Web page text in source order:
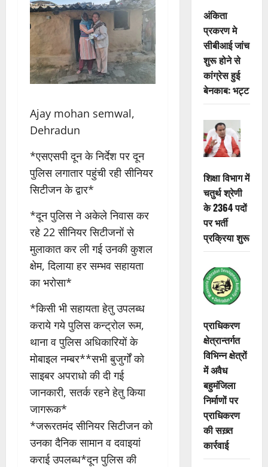
Ajay mohan semwal,
Dehradun
*एसएसपी दून के निर्देश पर दून
पुलिस लगातार पहुंची रही सीनियर
सिटीजन के द्वार*
*दून पुलिस ने अकेले निवास कर
रहे 22 सीनियर सिटीजनों से
मुलाकात कर ली गई उनकी कुशल
क्षेम, दिलाया हर सम्भव सहायता
का भरोसा*
*किसी भी सहायता हेतु उपलब्ध
कराये गये पुलिस कन्ट्रोल रूम,
थाना व पुलिस अधिकारियों के
मोबाइल नम्बर**सभी बुजुर्गों को
साइबर अपराधो की दी गई
जानकारी, सतर्क रहने हेतु किया
जागरूक*
*जरूरतमंद सीनियर सिटीजन को
उनका दैनिक सामान व दवाइयां
कराई उपलब्ध*दून पुलिस की
अंकिता
प्रकरण मे
सीबीआई जांच
शुरू होने से
कांग्रेस हुई
बेनकाब: भट्ट
शिक्षा विभाग में
चतुर्थ श्रेणी
के 2364 पदों
पर भर्ती
प्रक्रिया शुरू
प्राधिकरण
क्षेत्रान्तर्गत
विभिन्न क्षेत्रों
में अवैध
बहुमंजिला
निर्माणों पर
प्राधिकरण
की सख़्त
कार्रवाई